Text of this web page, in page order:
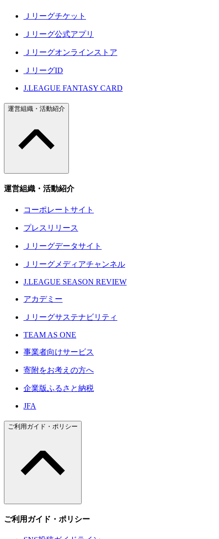
Ｊリーグチケット
Ｊリーグ公式アプリ
Ｊリーグオンラインストア
ＪリーグID
J.LEAGUE FANTASY CARD
運営組織・活動紹介
運営組織・活動紹介
コーポレートサイト
プレスリリース
Ｊリーグデータサイト
Ｊリーグメディアチャンネル
J.LEAGUE SEASON REVIEW
アカデミー
Ｊリーグサステナビリティ
TEAM AS ONE
事業者向けサービス
寄附をお考えの方へ
企業版ふるさと納税
JFA
ご利用ガイド・ポリシー
ご利用ガイド・ポリシー